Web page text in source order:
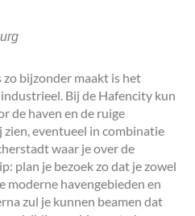
bijzonder maakt is het
Bij de Hafencity kun
de haven en de ruige
eventueel in combinatie
waar je over de
plan je bezoek zo dat je zowel
moderne havengebieden en
zul je kunnen beamen dat